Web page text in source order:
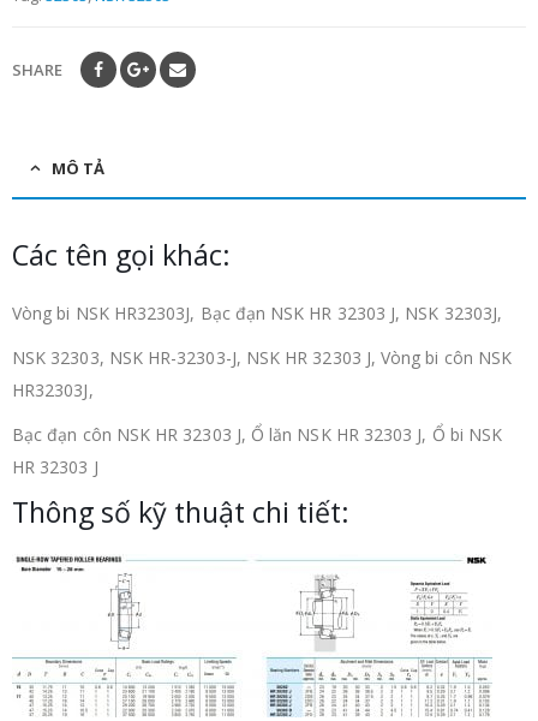
SHARE
MÔ TẢ
Các tên gọi khác:
Vòng bi NSK HR32303J, Bạc đạn NSK HR 32303 J, NSK 32303J,
NSK 32303, NSK HR-32303-J, NSK HR 32303 J, Vòng bi côn NSK
HR32303J,
Bạc đạn côn NSK HR 32303 J, Ổ lăn NSK HR 32303 J, Ổ bi NSK
HR 32303 J
Thông số kỹ thuật chi tiết: